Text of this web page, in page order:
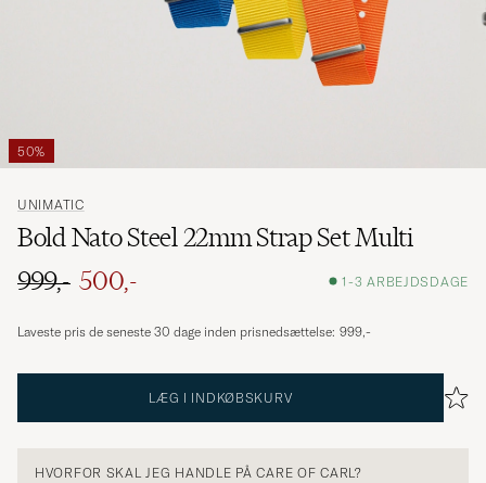
50%
UNIMATIC
Bold Nato Steel 22mm Strap Set Multi
Ordinary pris
999,-
Nedsat pris
500,- 1-3 ARBEJDSDAGE
Laveste pris de seneste 30 dage inden prisnedsættelse: 999,-
LÆG I INDKØBSKURV
HVORFOR SKAL JEG HANDLE PÅ CARE OF CARL?